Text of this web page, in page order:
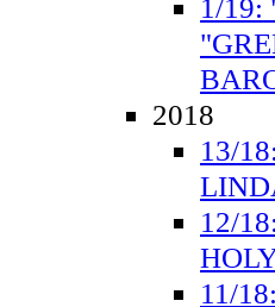
1/19:
2018
13/
12/
11/